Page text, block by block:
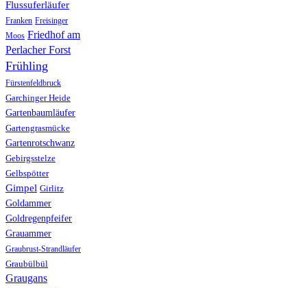
Flussuferläufer
Franken Freisinger
Moos Friedhof am
Perlacher Forst
Frühling
Fürstenfeldbruck
Garchinger Heide
Gartenbaumläufer
Gartengrasmücke
Gartenrotschwanz
Gebirgsstelze
Gelbspötter
Gimpel Girlitz
Goldammer
Goldregenpfeifer
Grauammer
Graubrust-Strandläufer
Graubülbül
Graugans